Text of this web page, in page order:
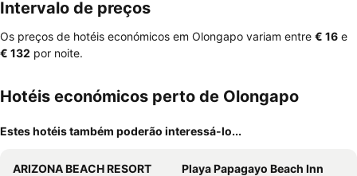
Intervalo de preços
Os preços de hotéis económicos em Olongapo variam entre ‎€ 16 e
‎€ 132 por noite.
Hotéis económicos perto de Olongapo
Estes hotéis também poderão interessá-lo...
ARIZONA BEACH RESORT Playa Papagayo Beach Inn